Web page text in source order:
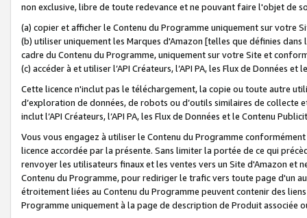
non exclusive, libre de toute redevance et ne pouvant faire l'objet de
(a) copier et afficher le Contenu du Programme uniquement sur votre
(b) utiliser uniquement les Marques d'Amazon [telles que définies dans
cadre du Contenu du Programme, uniquement sur votre Site et
(c) accéder à et utiliser l’API Créateurs, l’API PA, les Flux de Données
Cette licence n'inclut pas le téléchargement, la copie ou toute autre
d’exploration de données, de robots ou d’outils similaires de
inclut l’API Créateurs, l’API PA, les Flux de Données et le Contenu
Vous vous engagez à utiliser le Contenu du Programme
licence accordée par la présente. Sans limiter la portée de ce qui
renvoyer les utilisateurs finaux et les ventes vers un Site d'Amazon et
Contenu du Programme, pour rediriger le trafic vers toute page d'un
étroitement liées au Contenu du Programme peuvent contenir des
Programme uniquement à la page de description de Produit associée